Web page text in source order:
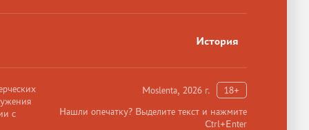
История
Moslenta, 2026 г.
18+
Нашли опечатку? Выделите текст и нажмите
Ctrl+Enter
с